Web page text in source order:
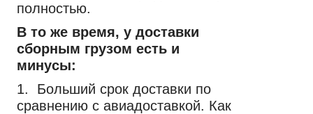
полностью.
В то же время, у доставки
сборным грузом есть и
минусы:
1. Больший срок доставки по
сравнению с авиадоставкой. Как